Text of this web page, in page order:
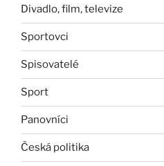
Divadlo, film, televize
Sportovci
Spisovatelé
Sport
Panovníci
Česká politika